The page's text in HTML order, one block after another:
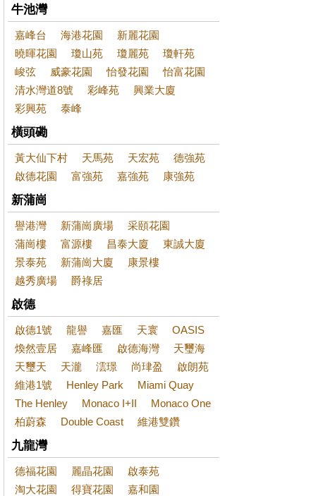
牛池灣
嘉峰台 海港花園
新麗花園
曉暉花園
瓊山苑 瓊麗苑
瓊軒苑
峻弦
威豪花園 怡發花園
怡富花園
清水灣道8號
彩峰苑
興業大廈
彩興苑
泰峰
橫頭磡
黃大仙下村 天馬苑 天宏苑
德強苑
啟德花園
富強苑 嘉強苑 康強苑
新蒲崗
譽港灣 新蒲崗廣場
采頤花園
蒲崗樓
富源樓 昌泰大廈
東誠大廈
景泰苑
新蒲崗大廈
康景樓
越秀廣場
爵祿居
啟德
啟德1號 龍譽 嘉匯 天寰
OASIS
煥然壹居
嘉峰匯 啟德海灣
天璽海
天璽天
天瀧 澐璟 尚珒盈
啟朗苑
維港1號
Henley Park
Miami Quay
The Henley
Monaco I+II
Monaco One
柏蔚森
Double Coast 維港雙鑽
九龍灣
德福花園 麗晶花園
啟泰苑
淘大花園
得寶花園 嘉和園